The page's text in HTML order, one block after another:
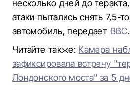
несколько дней до
атаки пытались снять 7,5-
автомобиль, передает ВВС.
Читайте также: Камера
зафиксировала встречу
Лондонского моста" за 5